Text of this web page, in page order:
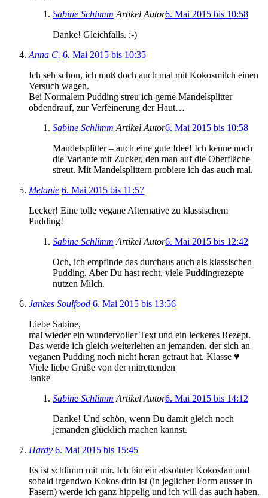
Sabine Schlimm Artikel Autor6. Mai 2015 bis 10:58
Danke! Gleichfalls. :-)
Anna C. 6. Mai 2015 bis 10:35
Ich seh schon, ich muß doch auch mal mit Kokosmilch einen
Versuch wagen.
Bei Normalem Pudding streu ich gerne Mandelsplitter
obdendrauf, zur Verfeinerung der Haut…
Sabine Schlimm Artikel Autor6. Mai 2015 bis 10:58
Mandelsplitter – auch eine gute Idee! Ich kenne noch
die Variante mit Zucker, den man auf die Oberfläche
streut. Mit Mandelsplittern probiere ich das auch mal.
Melanie 6. Mai 2015 bis 11:57
Lecker! Eine tolle vegane Alternative zu klassischem
Pudding!
Sabine Schlimm Artikel Autor6. Mai 2015 bis 12:42
Och, ich empfinde das durchaus auch als klassischen
Pudding. Aber Du hast recht, viele Puddingrezepte
nutzen Milch.
Jankes Soulfood 6. Mai 2015 bis 13:56
Liebe Sabine,
mal wieder ein wundervoller Text und ein leckeres Rezept.
Das werde ich gleich weiterleiten an jemanden, der sich an
veganen Pudding noch nicht heran getraut hat. Klasse ♥
Viele liebe Grüße von der mitrettenden
Janke
Sabine Schlimm Artikel Autor6. Mai 2015 bis 14:12
Danke! Und schön, wenn Du damit gleich noch
jemanden glücklich machen kannst.
Hardy 6. Mai 2015 bis 15:45
Es ist schlimm mit mir. Ich bin ein absoluter Kokosfan und
sobald irgendwo Kokos drin ist (in jeglicher Form ausser in
Fasern) werde ich ganz hippelig und ich will das auch haben.